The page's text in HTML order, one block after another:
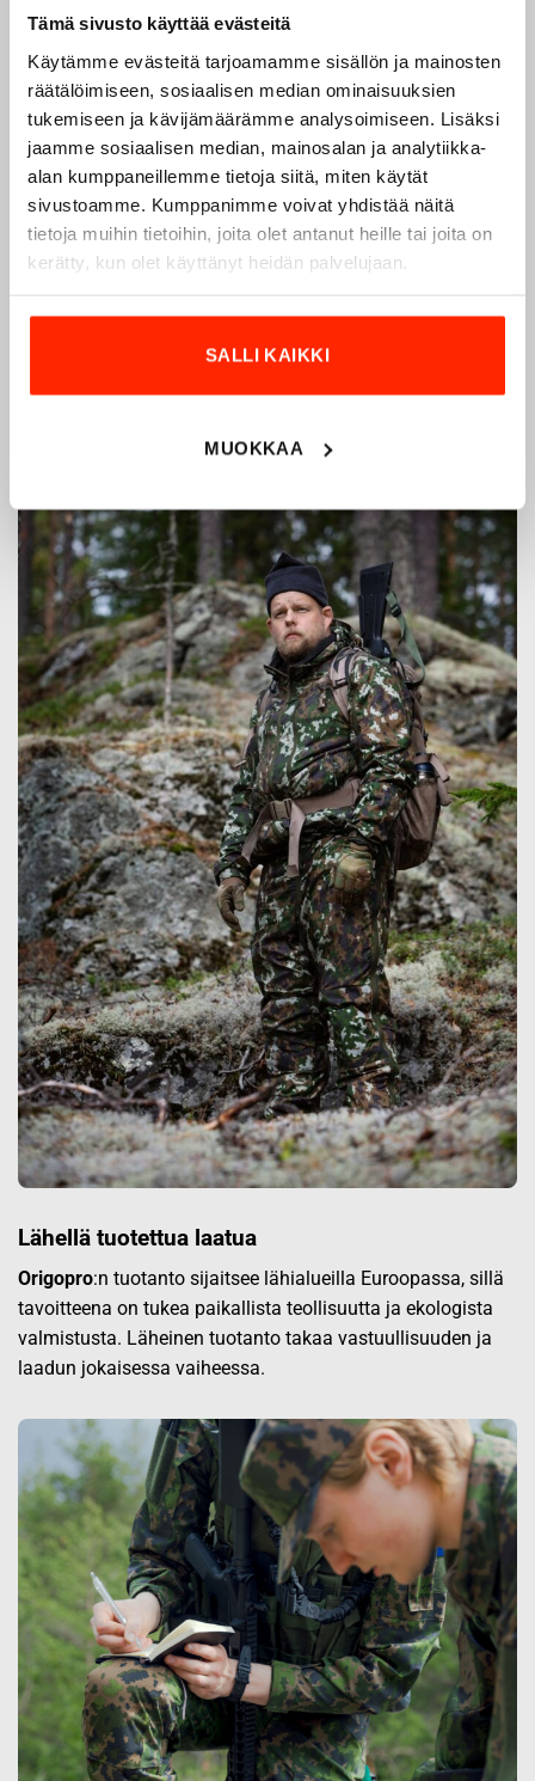
Tämä sivusto käyttää evästeitä
Käytämme evästeitä tarjoamamme sisällön ja mainosten
räätälöimiseen, sosiaalisen median ominaisuuksien
tukemiseen ja kävijämäärämme analysoimiseen. Lisäksi
jaamme sosiaalisen median, mainosalan ja analytiikka-
alan kumppaneillemme tietoja siitä, miten käytät
sivustoamme. Kumppanimme voivat yhdistää näitä
tietoja muihin tietoihin, joita olet antanut heille tai joita on
kerätty, kun olet käyttänyt heidän palvelujaan.
SALLI KAIKKI
MUOKKAA
Origopro – Suomalainen laatumerkki vuodesta
1975
Origoproon suomalainen turvallisuus- ja
ulkoiluvaatetukseen erikoistunut yritys, joka on toiminut
vuodesta 1975.Origoprovalmistaa laadukkaita vaatteita,
jotka on kehitetty vuosikymmenten kokemuksella
ja erikoisammattilaisten kanssa, joiden kokemus inspiroi
innovoimaan entistä parempia ratkaisuja.
Lähellä tuotettua laatua
Origopro:n tuotanto sijaitsee lähialueilla Euroopassa, sillä
tavoitteena on tukea paikallista teollisuutta ja ekologista
valmistusta. Läheinen tuotanto takaa vastuullisuuden ja
laadun jokaisessa vaiheessa.